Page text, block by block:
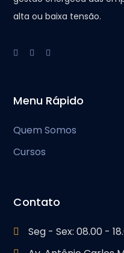
alta ou baixa tensão.
Menu Rápido
Quem Somos
Cursos
Contato
Seg - Sex: 08.00 -